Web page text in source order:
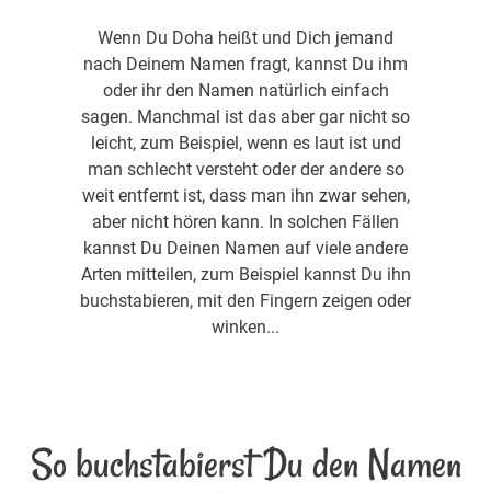
Wenn Du Doha heißt und Dich jemand
nach Deinem Namen fragt, kannst Du ihm
oder ihr den Namen natürlich einfach
sagen. Manchmal ist das aber gar nicht so
leicht, zum Beispiel, wenn es laut ist und
man schlecht versteht oder der andere so
weit entfernt ist, dass man ihn zwar sehen,
aber nicht hören kann. In solchen Fällen
kannst Du Deinen Namen auf viele andere
Arten mitteilen, zum Beispiel kannst Du ihn
buchstabieren, mit den Fingern zeigen oder
winken...
So buchstabierst Du den Namen